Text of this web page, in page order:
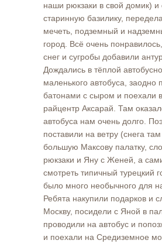
наши рюкзаки в свой домик) и
старинную базилику,
мечеть, подземный и
город. Всё очень
снег и сугробы добавили
Дождались в тёплой
маленького автобуса, заодно
батонами с сыром и поехали
райцентр Аксарай. Там
автобуса нам очень долго.
поставили на ветру (снега
большую Максову палатку,
рюкзаки и Яну с Женей, а
смотреть типичный турецкий
было много необычного для
Ребята накупили подарков и
Москву, посидели с Яной в
проводили на автобус и
и поехали на Средиземное